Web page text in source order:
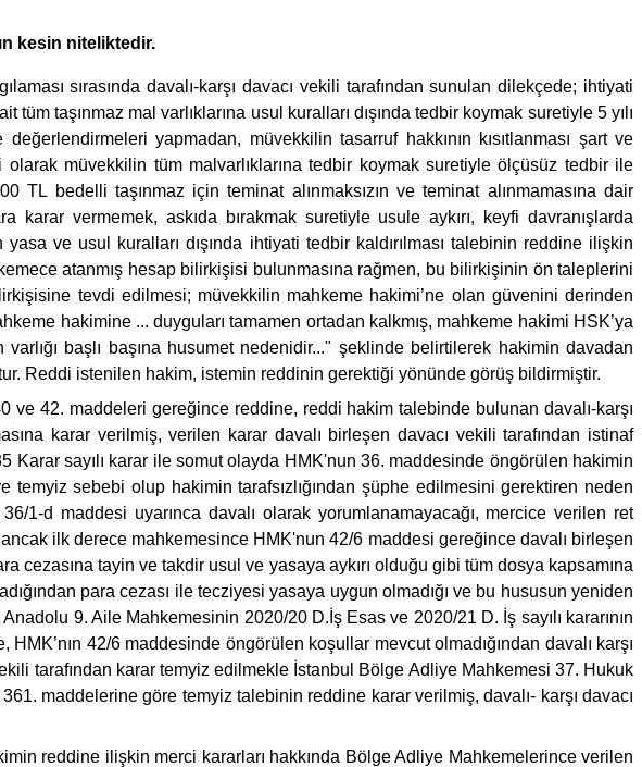
kesin niteliktedir.
sırasında davalı-karşı davacı vekili tarafından sunulan dilekçede; ihtiyati
taşınmaz mal varlıklarına usul kuralları dışında tedbir koymak suretiyle 5 yılı
yapmadan, müvekkilin tasarruf hakkının kısıtlanması şart ve
olarak müvekkilin tüm malvarlıklarına tedbir koymak suretiyle ölçüsüz tedbir ile
TL bedelli taşınmaz için teminat alınmaksızın ve teminat alınmamasına dair
karar vermemek, askıda bırakmak suretiyle usule aykırı, keyfi davranışlarda
ve usul kuralları dışında ihtiyati tedbir kaldırılması talebinin reddine ilişkin
atanmış hesap bilirkişisi bulunmasına rağmen, bu bilirkişinin ön taleplerini
tevdi edilmesi; müvekkilin mahkeme hakimi’ne olan güvenini derinden
hakimine ... duyguları tamamen ortadan kalkmış, mahkeme hakimi HSK’ya
başlı başına husumet nedenidir..." şeklinde belirtilerek hakimin davadan
Reddi istenilen hakim, istemin reddinin gerektiği yönünde görüş bildirmiştir.
ve 42. maddeleri gereğince reddine, reddi hakim talebinde bulunan davalı-karşı
karar verilmiş, verilen karar davalı birleşen davacı vekili tarafından istinaf
sayılı karar ile somut olayda HMK'nun 36. maddesinde öngörülen hakimin
sebebi olup hakimin tarafsızlığından şüphe edilmesini gerektiren neden
1-d maddesi uyarınca davalı olarak yorumlanamayacağı, mercice verilen ret
ilk derece mahkemesince HMK'nun 42/6 maddesi gereğince davalı birleşen
cezasına tayin ve takdir usul ve yasaya aykırı olduğu gibi tüm dosya kapsamına
para cezası ile tecziyesi yasaya uygun olmadığı ve bu hususun yeniden
9. Aile Mahkemesinin 2020/20 D.İş Esas ve 2020/21 D. İş sayılı kararının
42/6 maddesinde öngörülen koşullar mevcut olmadığından davalı karşı
tarafından karar temyiz edilmekle İstanbul Bölge Adliye Mahkemesi 37. Hukuk
maddelerine göre temyiz talebinin reddine karar verilmiş, davalı- karşı davacı
reddine ilişkin merci kararları hakkında Bölge Adliye Mahkemelerince verilen